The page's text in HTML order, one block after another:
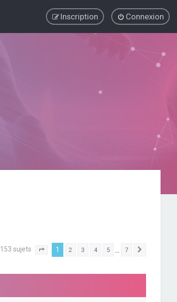
Connexion
Inscription
153 sujets Page sur
1 2 3 4 5 7